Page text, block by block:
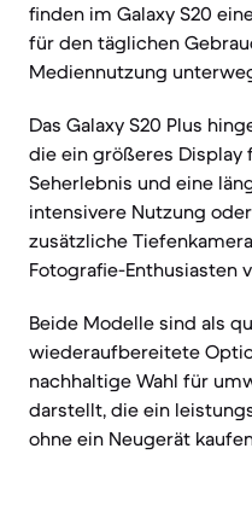
finden im Galaxy S20
für den täglichen
Mediennutzung
Das Galaxy S20 Plus
die ein größeres Display
Seherlebnis und eine
intensivere Nutzung
zusätzliche
Fotografie-Enthusiasten
Beide Modelle sind als
wiederaufbereitete
nachhaltige Wahl für
darstellt, die ein
ohne ein Neugerät